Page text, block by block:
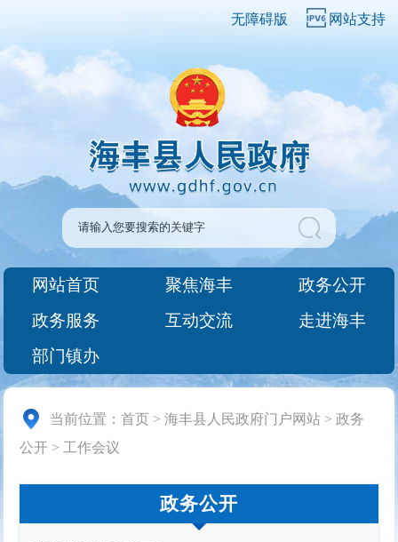
无障碍版 网站支持
网站首页 聚焦海丰
政务公开
政务服务
互动交流
走进海丰
部门镇办
当前位置：首页 >海丰县人民政府门户网站 >政务
公开 > 工作会议
政务公开